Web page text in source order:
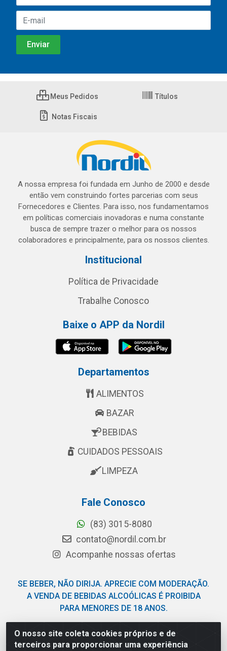
O nosso site coleta cookies próprios e de
terceiros para proporcionar uma experiência
Meus Pedidos Títulos
Notas Fiscais
A nossa empresa foi fundada em Junho de 2000 e desde
então vem construindo fortes parcerias com seus
Fornecedores e Clientes. Para isso, nos fundamentamos
em políticas comerciais inovadoras e numa constante
busca de sempre trazer o melhor para os nossos
colaboradores e principalmente, para os nossos clientes.
Institucional
Política de Privacidade
Trabalhe Conosco
Baixe o APP da Nordil
Departamentos
ALIMENTOS
BAZAR
BEBIDAS
CUIDADOS PESSOAIS
LIMPEZA
Fale Conosco
(83) 3015-8080
contato@nordil.com.br
Acompanhe nossas ofertas
SE BEBER, NÃO DIRIJA. APRECIE COM MODERAÇÃO.
A VENDA DE BEBIDAS ALCOÓLICAS É PROIBIDA
PARA MENORES DE 18 ANOS.
Nordil Distribuidora - Avenida Liberdade, 2738, Bloco F -